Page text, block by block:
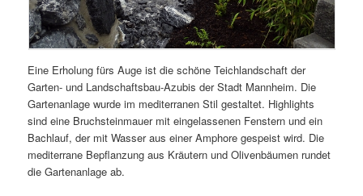
Eine Erholung fürs Auge ist die schöne Teichlandschaft der
Garten- und Landschaftsbau-Azubis der Stadt Mannheim. Die
Gartenanlage wurde im mediterranen Stil gestaltet. Highlights
sind eine Bruchsteinmauer mit eingelassenen Fenstern und ein
Bachlauf, der mit Wasser aus einer Amphore gespeist wird. Die
mediterrane Bepflanzung aus Kräutern und Olivenbäumen rundet
die Gartenanlage ab.